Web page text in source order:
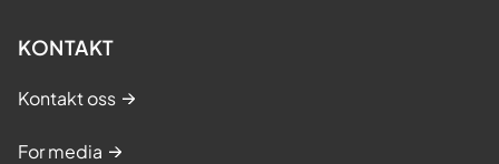
KONTAKT
Kontakt oss
For media